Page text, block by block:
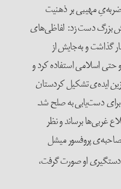
شوروی (۱۹۹۱)، چنان ضربه‌‌یِ مهیبی بر ذهنیت
بزرگ دست زد: لفاظی‌های
گذاشت و به‌جایش از
حتی اسلامی استفاده کرد و
ایده‌ی تشکیل کردستان
برای دست‌یابی به صلح شد.
غربی‌ها برساند و نظر
پروفسور میشل
او صورت گرفت،